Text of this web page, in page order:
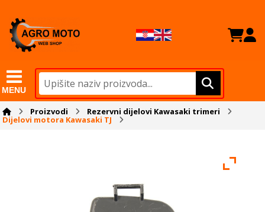
MENU
Proizvodi Rezervni dijelovi Kawasaki trimeri
Dijelovi motora Kawasaki TJ